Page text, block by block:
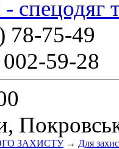
78-75-49
59-28
ЗАХИСТУ→ Для